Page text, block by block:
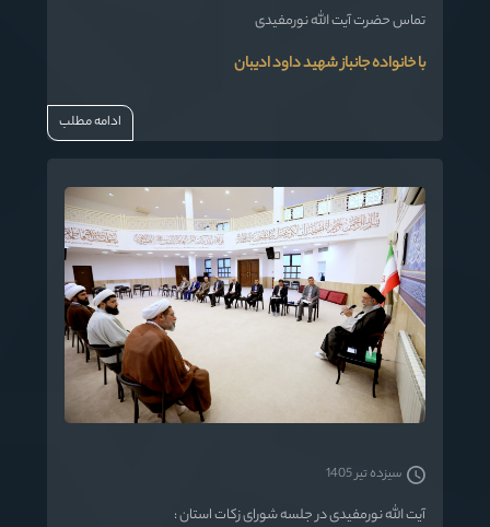
تماس حضرت آیت الله نورمفیدی
با خانواده جانباز شهید داود ادیبان
ادامه مطلب
آیت الله نورمفیدی در جلسه شورای زکات استان :
سیزده تیر 1405